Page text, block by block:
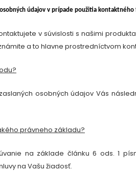
údajov v prípade použitia
v súvislosti s našimi
a to hlavne prostredníctvom
osobných údajov Vás
právneho základu?
na základe článku 6 ods. 1
na Vašu žiadosť.